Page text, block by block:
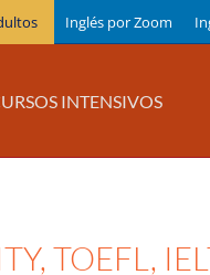
Inglés por Zoom
INTENSIVOS
TOEFL,